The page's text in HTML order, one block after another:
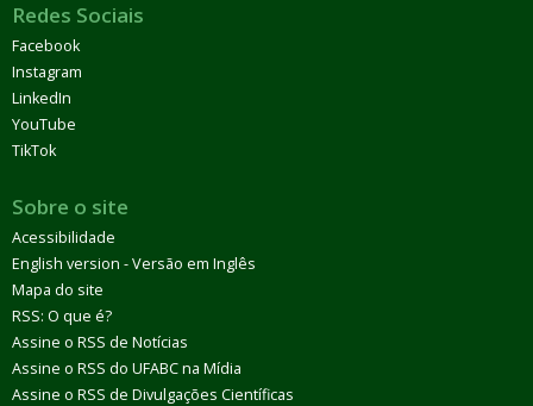
Redes Sociais
Facebook
Instagram
LinkedIn
YouTube
TikTok
Sobre o site
Acessibilidade
English version - Versão em Inglês
Mapa do site
RSS: O que é?
Assine o RSS de Notícias
Assine o RSS do UFABC na Mídia
Assine o RSS de Divulgações Científicas